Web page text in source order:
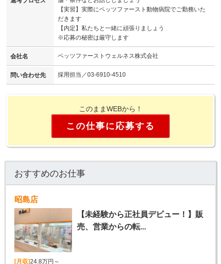
【実習】実際にペッツファースト動物病院でご勤務いた
だきます
【内定】私たちと一緒に頑張りましょう
※応募の秘密は厳守します
会社名 ペッツファーストウェルネス株式会社
問い合わせ先 採用担当／03-6910-4510
このままWEBから！
この仕事に応募する
おすすめのお仕事
昭島店
【未経験から正社員デビュー！】販
売、営業からの転...
[月収]24.8万円～